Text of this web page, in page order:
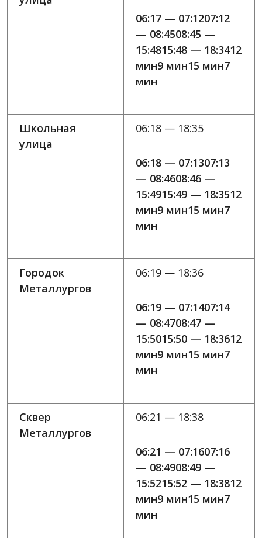
06:17 — 07:1207:12
— 08:4508:45 —
15:4815:48 — 18:3412
мин9 мин15 мин7
мин
Школьная
улица
06:18 — 18:35
06:18 — 07:1307:13
— 08:4608:46 —
15:4915:49 — 18:3512
мин9 мин15 мин7
мин
Городок
Металлургов
06:19 — 18:36
06:19 — 07:1407:14
— 08:4708:47 —
15:5015:50 — 18:3612
мин9 мин15 мин7
мин
Сквер
Металлургов
06:21 — 18:38
06:21 — 07:1607:16
— 08:4908:49 —
15:5215:52 — 18:3812
мин9 мин15 мин7
мин